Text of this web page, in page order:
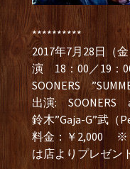
**********
2017年7月28日（
演 18：00／19：
SOONERS
出演: SOONERS
鈴木”Gaja-G”武（
料金：￥2,000 ※
は店よりプレゼン